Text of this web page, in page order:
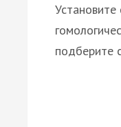
подберите